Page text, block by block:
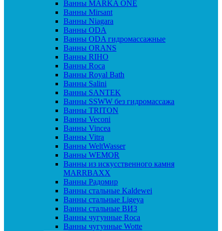
Ванны MARKA ONE
Ванны Mirsant
Ванны Niagara
Ванны ODA
Ванны ODA гидромассажные
Ванны ORANS
Ванны RIHO
Ванны Roca
Ванны Royal Bath
Ванны Salini
Ванны SANTEK
Ванны SSWW без гидромассажа
Ванны TRITON
Ванны Veconi
Ванны Vincea
Ванны Vitra
Ванны WeltWasser
Ванны WEMOR
Ванны из искусственного камня
MARRBAXX
Ванны Радомир
Ванны стальные Kaldewei
Ванны стальные Ligeya
Ванны стальные ВИЗ
Ванны чугунные Roca
Ванны чугунные Wotte